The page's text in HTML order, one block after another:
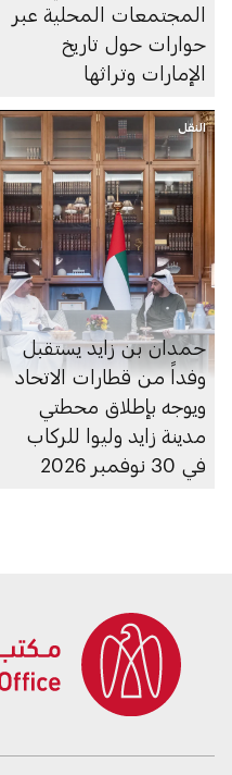
المجتمعات المحلية عبر
حوارات حول تاريخ
الإمارات وتراثها
النقل
حمدان بن زايد يستقبل
وفداً من قطارات الاتحاد
ويوجه بإطلاق محطتي
مدينة زايد وليوا للركاب
في 30 نوفمبر 2026